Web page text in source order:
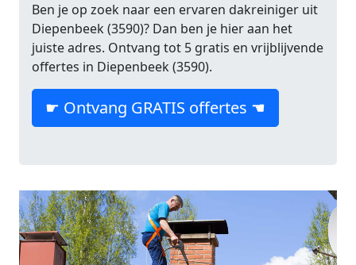
Ben je op zoek naar een ervaren dakreiniger uit
Diepenbeek (3590)? Dan ben je hier aan het
juiste adres. Ontvang tot 5 gratis en vrijblijvende
offertes in Diepenbeek (3590).
☛ Ontvang GRATIS offertes ☚